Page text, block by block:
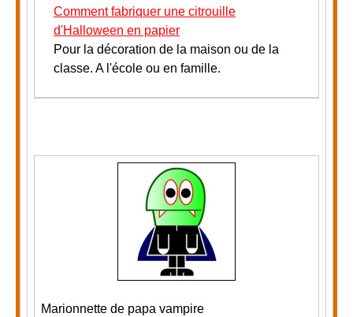
Comment fabriquer une citrouille
d'Halloween en papier
Pour la décoration de la maison ou de la
classe. A l'école ou en famille.
Marionnette de papa vampire